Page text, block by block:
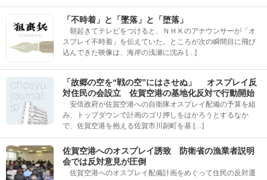
「不時着」と「墜落」と「堕落」
朝起きてテレビをつけると、ＮＨＫのアナウンサーが「オ
スプレイ不時着」を伝えていた。ところが次の瞬間目に飛び
込んできた映像は、海岸の浅瀬に沈み […]
「故郷の空を“戦の空”にはさせぬ」 オスプレイ反
対住民の会設立 佐賀空港の基地化反対で行動開始
安倍政府が佐賀空港への自衛隊オスプレイ配備の予算を組
み、トップダウンで計画のゴリ押しをはかろうとするなか
で、佐賀空港を抱える佐賀市川副町を基 […]
佐賀空港へのオスプレイ誘致 防衛省の漁業者説明
会では反対意見が圧倒
佐賀空港へのオスプレイ配備計画をめぐって住民の反対運